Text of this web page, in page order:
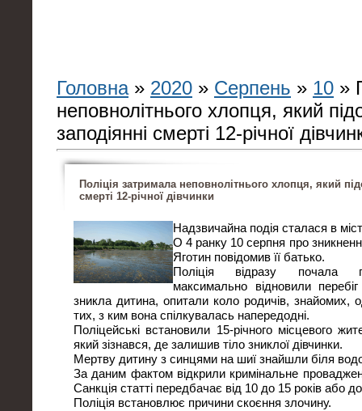
Головна» 2020 » Серпень » 10 »
неповнолітнього хлопця, який
заподіянні смерті 12-річної
Поліція затримала неповнолітнього хлопця, який
смерті 12-річної дівчинки
Надзвичайна подія сталася в
О 4 ранку 10 серпня про
Яготин повідомив її батько.
Поліція відразу почала
максимально відновили
зникла дитина, опитали коло родичів, знайомих,
тих, з ким вона спілкувалась напередодні.
Поліцейські встановили 15-річного місцевого
який зізнався, де залишив тіло зниклої дівчинки.
Мертву дитину з синцями на шиї знайшли біля
За даним фактом відкрили кримінальне
Санкція статті передбачає від 10 до 15 років або
Поліція встановлює причини скоєння злочину.